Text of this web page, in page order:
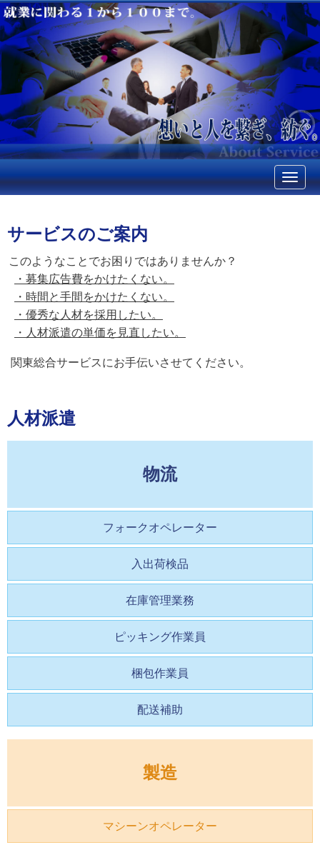
N
a
サービスのご案内
このようなことでお困りではありませんか？
・募集広告費をかけたくない。
・時間と手間をかけたくない。
・優秀な人材を採用したい。
・人材派遣の単価を見直したい。
関東総合サービスにお手伝いさせてください。
人材派遣
物流
フォークオペレーター
入出荷検品
在庫管理業務
ピッキング作業員
梱包作業員
配送補助
製造
マシーンオペレーター